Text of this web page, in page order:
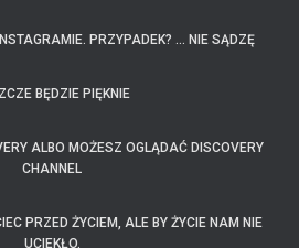
PRZYPADEK? … NIE SĄDZĘ
BĘDZIE PIĘKNIE
ALBO MOŻESZ OGLĄDAĆ DISCOVERY
CHANNEL
PRZED ŻYCIEM, ALE BY ŻYCIE NAM NIE
UCIEKŁO.